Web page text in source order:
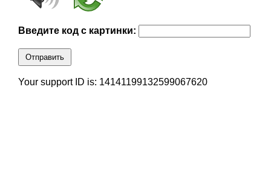
Введите код с картинки:
Отправить
Your support ID is: 14141199132599067620